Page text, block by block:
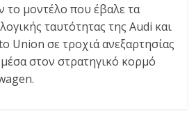
το μοντέλο που έβαλε τα
ταυτότητας της Audi και
Union σε τροχιά ανεξαρτησίας
μέσα στον στρατηγικό κορμό